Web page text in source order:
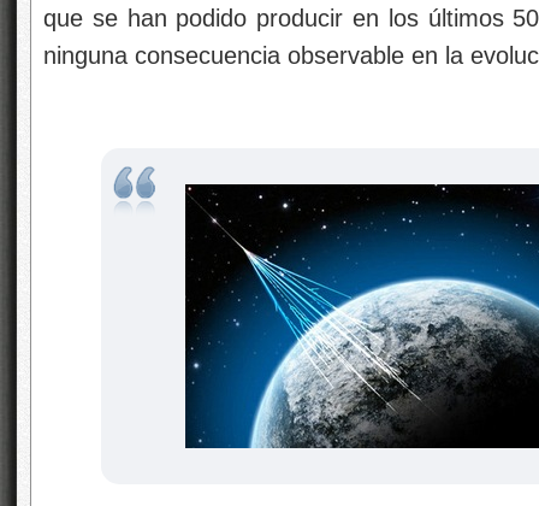
que se han podido producir en los últimos
ninguna consecuencia observable en la